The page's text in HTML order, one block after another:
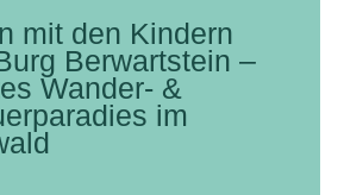
mit den Kindern
Berwartstein –
Wander- &
im